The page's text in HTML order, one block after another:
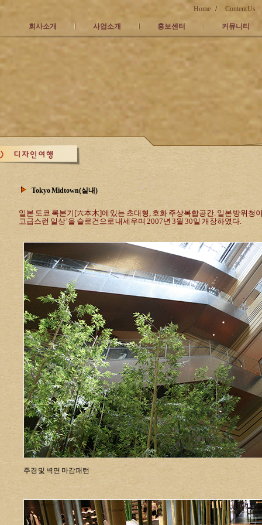
Home / Content Us
회사소개 사업소개 홍보센터 커뮤니티
Tokyo Midtown(실내)
일본 도쿄 록본기[六本木]에 있는 초대형, 호화 주상복합공간. 일본 방위청
고급스런 일상’을 슬로건으로 내세우며 2007년 3월 30일 개장하였다.
주경 및 벽면 마감패턴